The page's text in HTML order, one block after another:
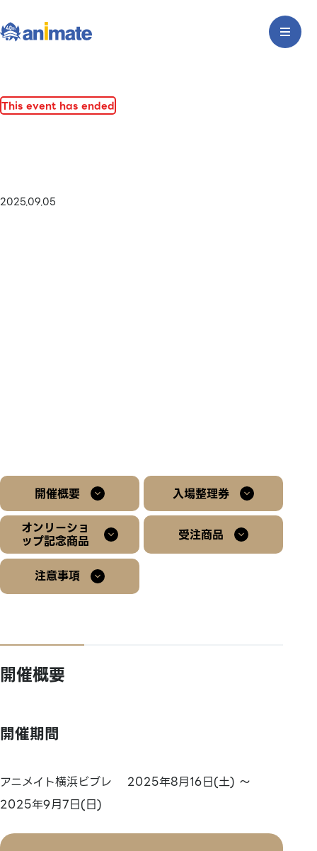
This event has ended
2025.09.05
開催概要
入場整理券
オンリーショ
ップ記念商品 受注商品
注意事項
開催概要
開催期間
アニメイト横浜ビブレ 2025年8月16日(土) ～
2025年9月7日(日)